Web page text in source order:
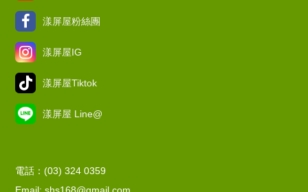
漾屏屋粉絲團
漾屏屋IG
漾屏屋Tiktok
漾屏屋 Line@
電話：(03) 324 0359